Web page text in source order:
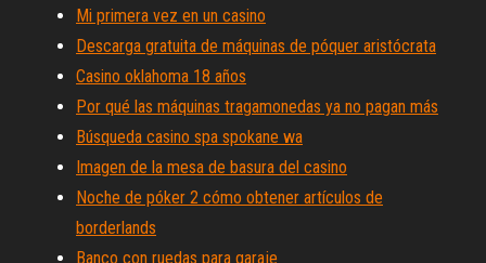
Mi primera vez en un casino
Descarga gratuita de máquinas de póquer aristócrata
Casino oklahoma 18 años
Por qué las máquinas tragamonedas ya no pagan más
Búsqueda casino spa spokane wa
Imagen de la mesa de basura del casino
Noche de póker 2 cómo obtener artículos de
borderlands
Banco con ruedas para garaje